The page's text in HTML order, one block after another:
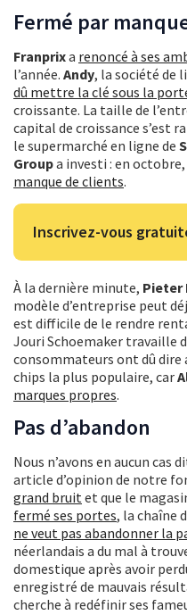
Fermé par
Franprixa renoncé à ses
l’année. Andy, la société de
dû mettre la clé sous la
croissante. La taille de
capital de croissance s’est
le supermarché en ligne de
Groupa investi : en
manque de clients.
Inscrivez-vous
À la dernière minute, Pieter
modèle d’entreprise peut
est difficile de le rendre
Jouri Schoemaker travaille
consommateurs ont dû dire
chips la plus populaire, car
marques propres.
Pas d’abandon
Nous n’avons en aucun cas
article d’opinion de notre
grand bruitet que le
fermé ses portes, la chaîne
ne veut pas abandonner la
néerlandais a du mal à
domestique après avoir
enregistré de mauvais
cherche à redéfinir ses